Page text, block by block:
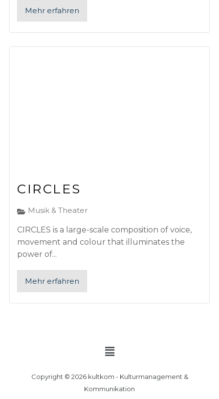
Mehr erfahren
CIRCLES
Musik & Theater
CIRCLES is a large-scale composition of voice,
movement and colour that illuminates the
power of...
Mehr erfahren
Menü
Copyright © 2026 kultkom - Kulturmanagement &
Kommunikation